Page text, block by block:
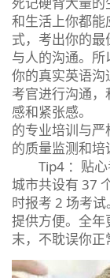
和生活上你都
式，考出你的
与人的沟通。
你的真实英语
考官进行沟通
感和紧张感。
的专业培训与
的质量监测和培
Tip4 ：贴心
城市共设有 37
时报考 2 场考
提供方便。全年
末，不耽误你正